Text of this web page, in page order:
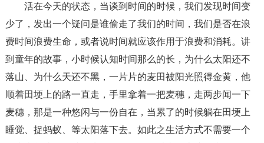
活在今天的状态，当谈到时间的时候，我们发现时间变
少了，发出一个疑问是谁偷走了我们的时间，我们是否在浪
费时间浪费生命，或者说时间就应该作用于浪费和消耗。讲
到童年的故事，小时候认知时间那么的长，为什么太阳还不
落山、为什么天还不黑，一片片的麦田被阳光照得金黄，他
顺着田埂上的路一直走，手里拿着一把麦穗，走两步闻一下
麦穗，那是一种悠闲与一份自在，当累了的时候躺在田埂上
睡觉、捉蚂蚁、等太阳落下去。如此之生活方式不需要一个